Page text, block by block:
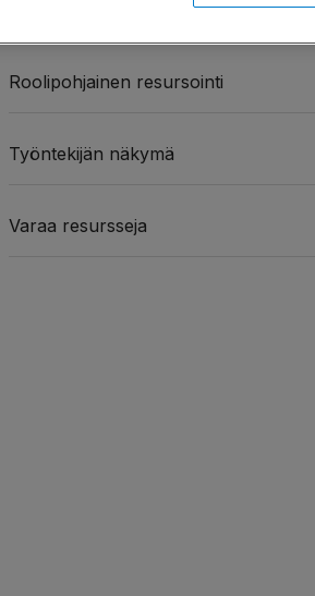
Resursoinnin käyttöoikeudet
Roolipohjainen resursointi
Työntekijän näkymä
Varaa resursseja